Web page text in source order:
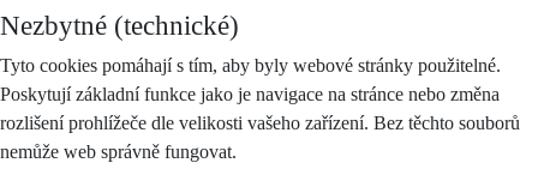
Nezbytné (technické)
Tyto cookies pomáhají s tím, aby byly webové stránky použitelné.
Poskytují základní funkce jako je navigace na stránce nebo změna
rozlišení prohlížeče dle velikosti vašeho zařízení. Bez těchto souborů
nemůže web správně fungovat.